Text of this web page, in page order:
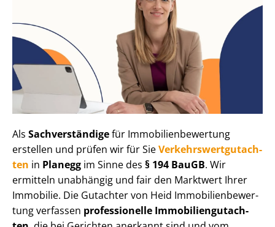
Als Sachverständigefür Im­mo­bi­li­en­be­wer­tung
erstellen und prüfen wir für SieVer­kehrs­wert­gut­ach­
ten in Planegg im Sinne des § 194 BauGB. Wir
ermitteln unabhängig und fair den Marktwert Ihrer
Immobilie. Die Gutachter von Heid Im­mo­bi­li­en­be­wer­
tung verfassen professionelle Im­mo­bi­li­en­gut­ach­